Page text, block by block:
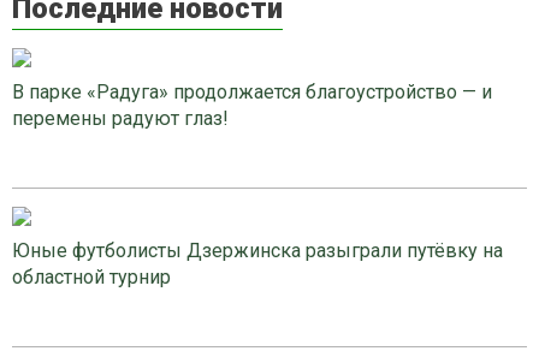
Последние новости
В парке «Радуга» продолжается благоустройство — и
перемены радуют глаз!
Юные футболисты Дзержинска разыграли путёвку на
областной турнир